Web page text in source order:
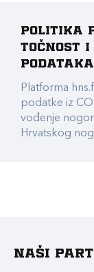
Politika
točnost i
Platforma
podatke iz
vođenje
Hrvatskog
Naši